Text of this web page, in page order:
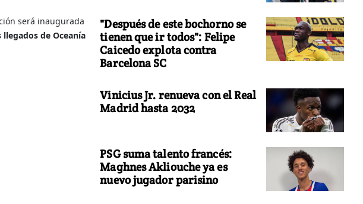
será inaugurada
llegados de Oceanía
"Después de este bochorno se
tienen que ir todos": Felipe
Caicedo explota contra
Barcelona SC
Vinicius Jr. renueva con el Real
Madrid hasta 2032
PSG suma talento francés:
Maghnes Akliouche ya es
nuevo jugador parisino